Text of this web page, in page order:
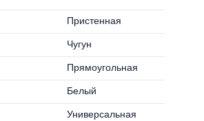
Пристенная
Чугун
Прямоугольная
Белый
Универсальная